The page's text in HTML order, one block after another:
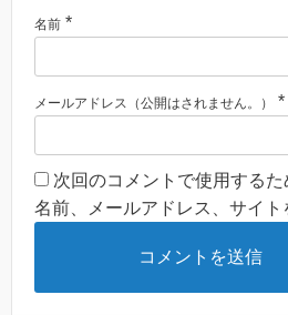
名前 *
メールアドレス（公開はされません。） *
次回のコメントで使用する
名前、メールアドレス、サイト